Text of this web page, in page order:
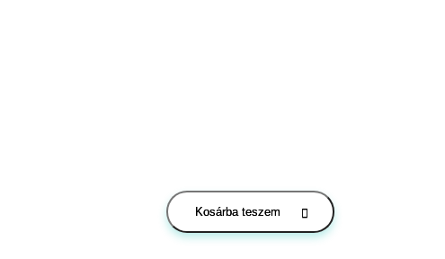
Kosárba teszem